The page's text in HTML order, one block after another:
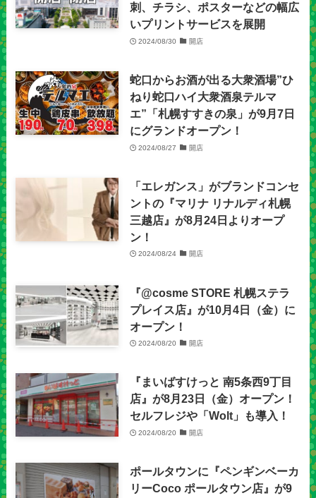
刺、チラシ、ポスターなどの幅広
いプリントサービスを展開
2024/08/30 開店
蛇口からお酒が出る大衆酒場”ひ
ねり蛇口ハイ大衆酒泉テルマ
エ”「札幌すすきの泉」が9月7日
にグランドオープン！
2024/08/27 開店
「エレガンス」がブランドコンセ
ントの『マリナ リナルディ札幌
三越店』が8月24日よりオープ
ン！
2024/08/24 開店
『@cosme STORE 札幌ステラ
プレイス店』が10月4日（金）に
オープン！
2024/08/20 開店
『まいばすけっと 南5条西9丁目
店』が8月23日（金）オープン！
セルフレジや「Wolt」も導入！
2024/08/20 開店
ポールタウンに『ペンギンベーカ
リーCoco ポールタウン店』が9